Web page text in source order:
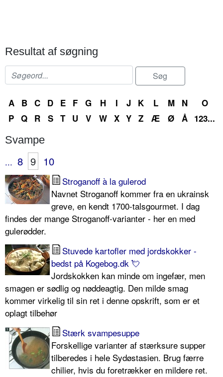
Resultat af søgning
A B C D E F G H I J K L M N
O
P Q R S T U V W X Y Z Æ Ø Å 123...
Svampe
... 8 9 10
Stroganoff à la gulerod
Navnet Stroganoff kommer fra en ukrainsk
greve, en kendt 1700-talsgourmet. I dag
findes der mange Stroganoff-varianter - her en med
gulerødder.
Stuvede kartofler med jordskokker -
bedst på Kogebog.dk 💘
Jordskokken kan minde om ingefær, men
smagen er sødlig og nøddeagtig. Den milde smag
kommer virkelig til sin ret i denne opskrift, som er et
oplagt tilbehør
Stærk svampesuppe
Forskellige varianter af stærksure supper
tilberedes i hele Sydøstasien. Brug færre
chilier, hvis du foretrækker en mildere ret.